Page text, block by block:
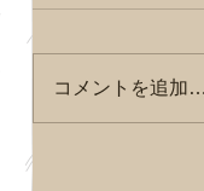
コメントを追加